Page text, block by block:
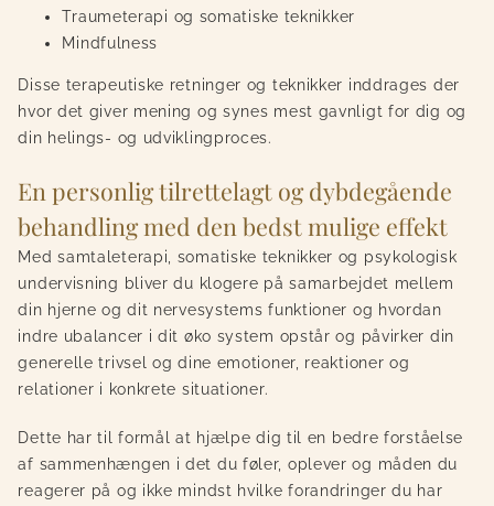
Traumeterapi og somatiske teknikker
Mindfulness
Disse terapeutiske retninger og teknikker inddrages der
hvor det giver mening og synes mest gavnligt for dig og
din helings- og udviklingproces.
En personlig tilrettelagt og dybdegående
behandling med den bedst mulige effekt
Med samtaleterapi, somatiske teknikker og psykologisk
undervisning bliver du klogere på samarbejdet mellem
din hjerne og dit nervesystems funktioner og hvordan
indre ubalancer i dit øko system opstår og påvirker din
generelle trivsel og dine emotioner, reaktioner og
relationer i konkrete situationer.
Dette har til formål at hjælpe dig til en bedre forståelse
af sammenhængen i det du føler, oplever og måden du
reagerer på og ikke mindst hvilke forandringer du har